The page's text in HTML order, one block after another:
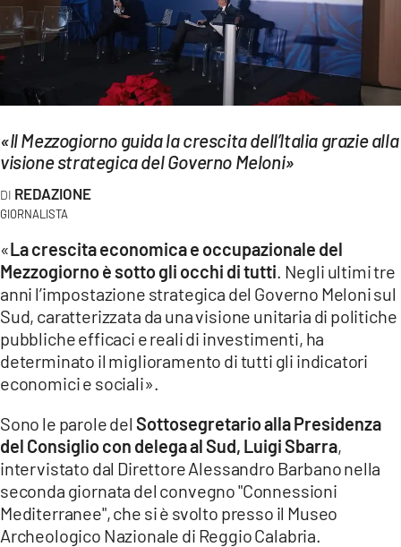
SPORT
LAC NETWORK
LAC ONAIR
Network
LACPLAY.IT
LACTV.IT
LACONAIR.IT
ILREGGINO.IT
COSENZACHANNEL.IT
ILVIBONESE.IT
«Il Mezzogiorno guida la crescita dell’Italia grazie alla
visione strategica del Governo Meloni»
REDAZIONE
GIORNALISTA
«La crescita economica e occupazionale del
Mezzogiorno è sotto gli occhi di tutti . Negli ultimi tre
anni l’impostazione strategica del Governo Meloni sul
Sud, caratterizzata da una visione unitaria di politiche
pubbliche efficaci e reali di investimenti, ha
determinato il miglioramento di tutti gli indicatori
economici e sociali».
Sono le parole del Sottosegretario alla Presidenza
del Consiglio con delega al Sud, Luigi Sbarra,
intervistato dal Direttore Alessandro Barbano nella
seconda giornata del convegno "Connessioni
Mediterranee", che si è svolto presso il Museo
Archeologico Nazionale di Reggio Calabria.